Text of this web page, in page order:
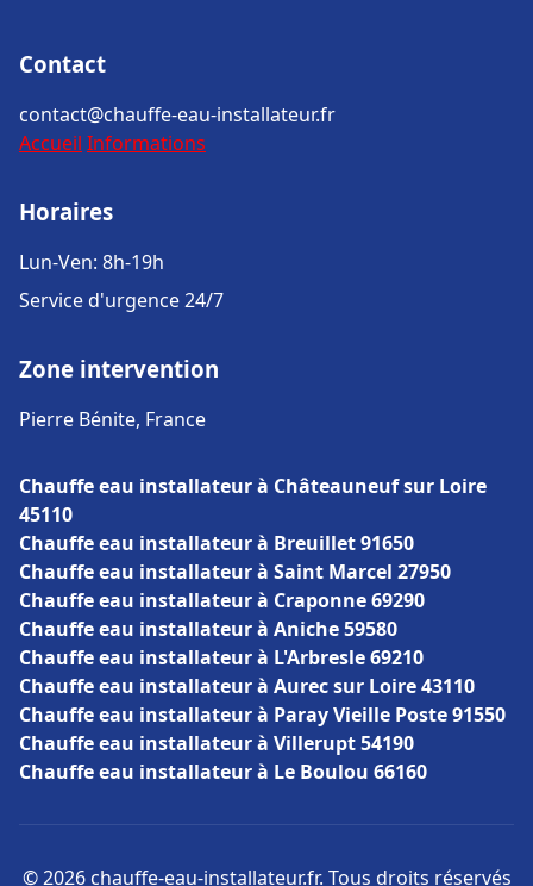
Contact
contact@chauffe-eau-installateur.fr
Accueil Informations
Horaires
Lun-Ven: 8h-19h
Service d'urgence 24/7
Zone intervention
Pierre Bénite, France
Chauffe eau installateur à Châteauneuf sur Loire
45110
Chauffe eau installateur à Breuillet 91650
Chauffe eau installateur à Saint Marcel 27950
Chauffe eau installateur à Craponne 69290
Chauffe eau installateur à Aniche 59580
Chauffe eau installateur à L'Arbresle 69210
Chauffe eau installateur à Aurec sur Loire 43110
Chauffe eau installateur à Paray Vieille Poste 91550
Chauffe eau installateur à Villerupt 54190
Chauffe eau installateur à Le Boulou 66160
© 2026 chauffe-eau-installateur.fr. Tous droits réservés